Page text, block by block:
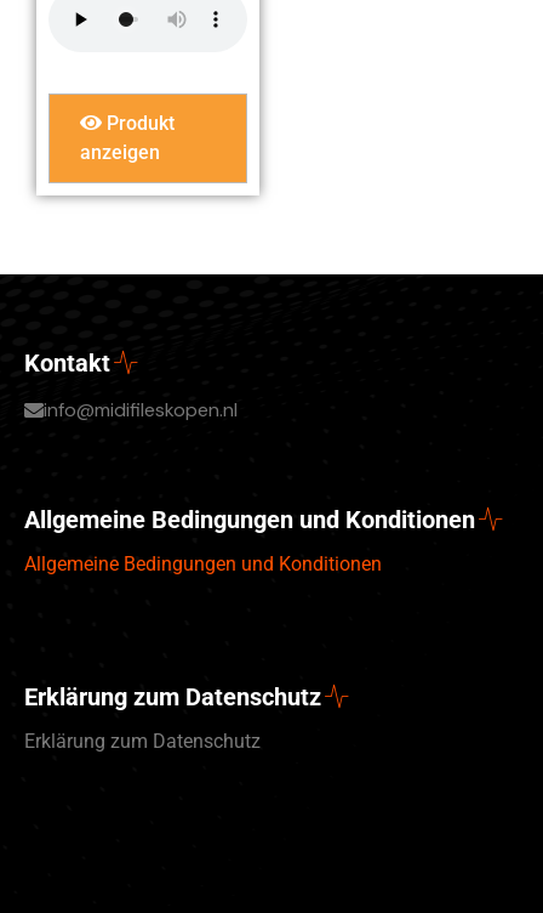
Produkt
anzeigen
Kontakt
info@midifileskopen.nl
Allgemeine Bedingungen und Konditionen
Allgemeine Bedingungen und Konditionen
Erklärung zum Datenschutz
Erklärung zum Datenschutz